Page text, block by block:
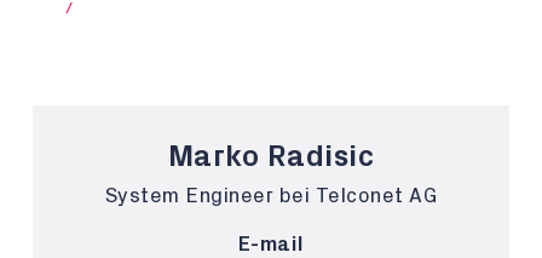
/
Marko Radisic
System Engineer bei Telconet AG
E-mail